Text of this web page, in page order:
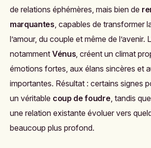
de relations éphémères, mais bien de
marquantes , capables de transformer
l’amour, du couple et même de l’avenir.
notamment Vénus , créent un climat
émotions fortes, aux élans sincères et
importantes. Résultat : certains signes
un véritable coup de foudre , tandis
une relation existante évoluer vers
beaucoup plus profond.